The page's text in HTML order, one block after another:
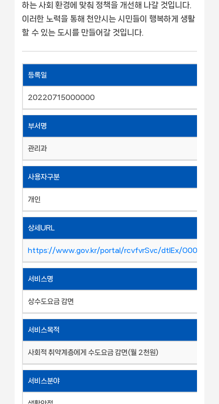
하는 사회 환경에 맞춰 정책을 개선해 나갈 것입니다.
이러한 노력을 통해 천안시는 시민들이 행복하게 생활
할 수 있는 도시를 만들어갈 것입니다.
등록일
20220715000000
부서명
관리과
사용자구분
개인
상세URL
https://www.gov.kr/portal/rcvfvrSvc/dtlEx/
서비스명
상수도요금 감면
서비스목적
사회적 취약계층에게 수도요금 감면(월 2천원)
서비스분야